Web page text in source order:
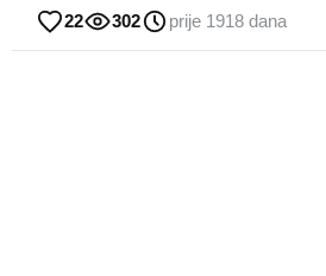
22 302 prije 1918 dana